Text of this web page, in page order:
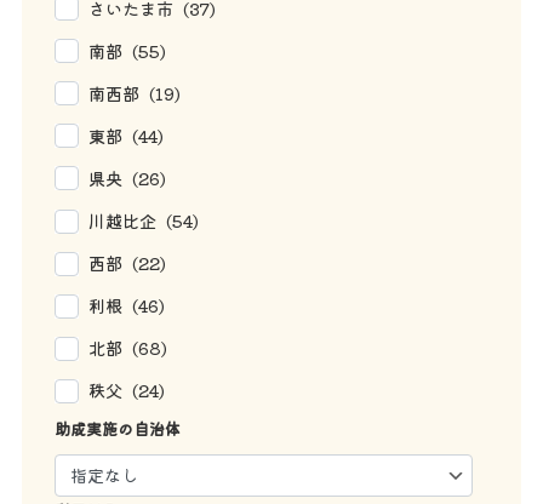
さいたま市 (37)
南部 (55)
南西部 (19)
東部 (44)
県央 (26)
川越比企 (54)
西部 (22)
利根 (46)
北部 (68)
秩父 (24)
助成実施の自治体